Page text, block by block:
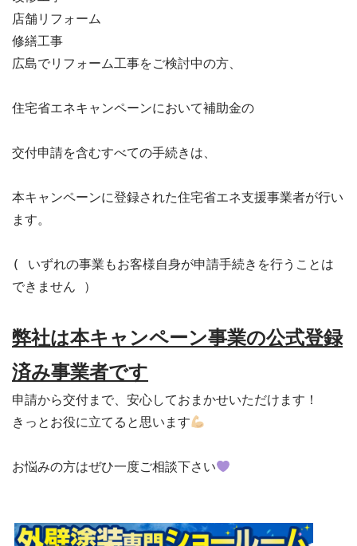
店舗リフォーム
修繕工事
広島でリフォーム工事をご検討中の方、
住宅省エネキャンペーンにおいて補助金の
交付申請を含むすべての手続きは、
本キャンペーンに登録された住宅省エネ支援事業者が行い
ます。
( いずれの事業もお客様自身が申請手続きを行うことは
できません ）
弊社は本キャンペーン事業の公式登録
済み事業者です
申請から交付まで、安心しておまかせいただけます！
きっとお役に立てると思います
お悩みの方はぜひ一度ご相談下さい